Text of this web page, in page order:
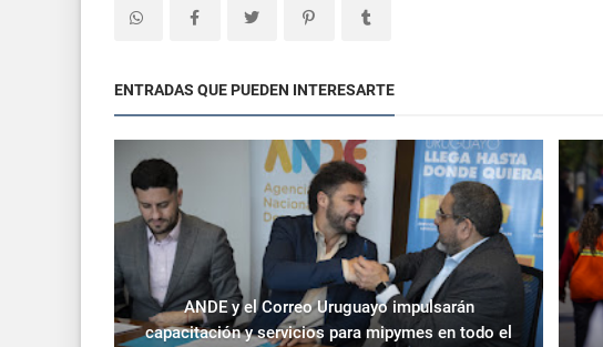
ENTRADAS QUE PUEDEN INTERESARTE
ANDE y el Correo Uruguayo impulsarán
capacitación y servicios para mipymes en todo el